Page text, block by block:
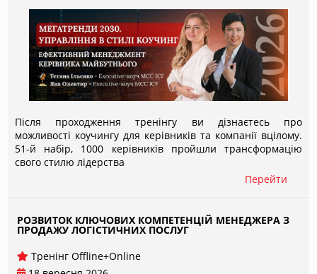
Після проходження тренінгу ви дізнаєтесь про
можливості коучингу для керівників та компанії вцілому.
51-й набір, 1000 керівників пройшли трансформацію
свого стилю лідерства
Перейти
РОЗВИТОК КЛЮЧОВИХ КОМПЕТЕНЦІЙ МЕНЕДЖЕРА З
ПРОДАЖУ ЛОГІСТИЧНИХ ПОСЛУГ
Тренінг Offline+Online